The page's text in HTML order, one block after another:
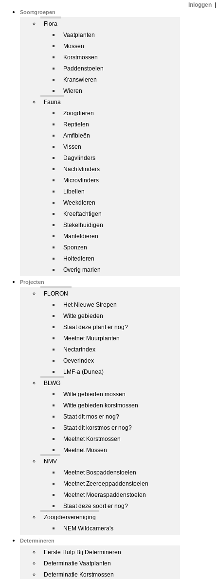
Soortgroepen
Flora
Vaatplanten
Mossen
Korstmossen
Paddenstoelen
Kranswieren
Wieren
Fauna
Zoogdieren
Reptielen
Amfibieën
Vissen
Dagvlinders
Nachtvlinders
Microvlinders
Libellen
Weekdieren
Kreeftachtigen
Stekelhuidigen
Manteldieren
Sponzen
Holtedieren
Overig marien
Projecten
FLORON
Het Nieuwe Strepen
Witte gebieden
Staat deze plant er nog?
Meetnet Muurplanten
Nectarindex
Oeverindex
LMF-a (Dunea)
BLWG
Witte gebieden mossen
Witte gebieden korstmossen
Staat dit mos er nog?
Staat dit korstmos er nog?
Meetnet Korstmossen
Meetnet Mossen
NMV
Meetnet Bospaddenstoelen
Meetnet Zeereeppaddenstoelen
Meetnet Moeraspaddenstoelen
Staat deze soort er nog?
Zoogdiervereniging
NEM Wildcamera's
Determineren
Eerste Hulp Bij Determineren
Determinatie Vaatplanten
Determinatie Korstmossen
Inloggen